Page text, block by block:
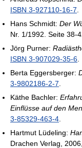
ISBN 3-927110-16-7
Hans Schmidt: Der
Nr. 1/1992. Seite 38-
Jörg Purner:
ISBN 3-907029-35-6
Berta Eggersberger:
3-9802186-2-7
Käthe Bachler:
Einflüsse auf den
3-85329-463-4
Hartmut Lüdeling:
Drachen Verlag, 2006,